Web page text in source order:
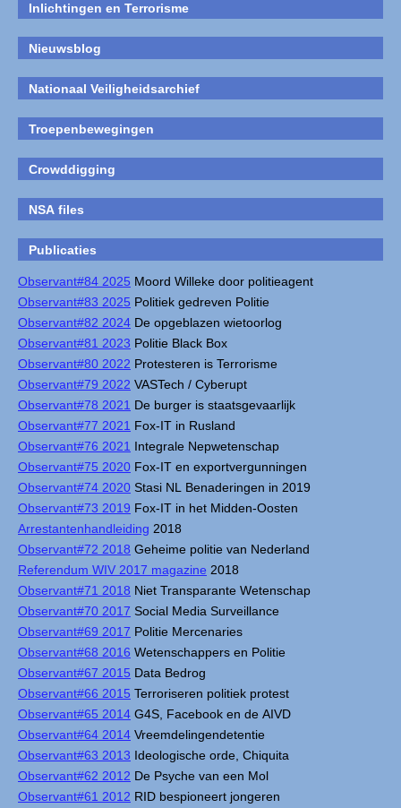
Inlichtingen en Terrorisme
Nieuwsblog
Nationaal Veiligheidsarchief
Troepenbewegingen
Crowddigging
NSA files
Publicaties
Observant#84 2025 Moord Willeke door politieagent
Observant#83 2025 Politiek gedreven Politie
Observant#82 2024 De opgeblazen wietoorlog
Observant#81 2023 Politie Black Box
Observant#80 2022 Protesteren is Terrorisme
Observant#79 2022 VASTech / Cyberupt
Observant#78 2021 De burger is staatsgevaarlijk
Observant#77 2021 Fox-IT in Rusland
Observant#76 2021 Integrale Nepwetenschap
Observant#75 2020 Fox-IT en exportvergunningen
Observant#74 2020 Stasi NL Benaderingen in 2019
Observant#73 2019 Fox-IT in het Midden-Oosten
Arrestantenhandleiding 2018
Observant#72 2018 Geheime politie van Nederland
Referendum WIV 2017 magazine 2018
Observant#71 2018 Niet Transparante Wetenschap
Observant#70 2017 Social Media Surveillance
Observant#69 2017 Politie Mercenaries
Observant#68 2016 Wetenschappers en Politie
Observant#67 2015 Data Bedrog
Observant#66 2015 Terroriseren politiek protest
Observant#65 2014 G4S, Facebook en de AIVD
Observant#64 2014 Vreemdelingendetentie
Observant#63 2013 Ideologische orde, Chiquita
Observant#62 2012 De Psyche van een Mol
Observant#61 2012 RID bespioneert jongeren